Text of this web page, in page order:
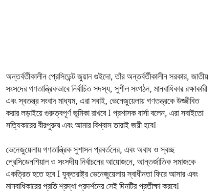
অন্তর্বর্তীকালীন প্রেসিডেন্ট জুয়ান গুইদো, তাঁর অন্তর্বর্তীকালীন সরকার, জাতীয়
সংসদের গণতান্ত্রিকভাবে নির্বাচিত সদস্য, সুশীল সংগঠন, মানবাধিকার রক্ষাকারী
এবং স্বতন্ত্র সংবাদ মাধ্যম, এরা সবাই, ভেনেজুয়েলায় গণতন্ত্রকে উজ্জীবিত
করার লড়াইয়ে গুরুত্বপূর্ণ ভূমিকা রাখবে I প্রশাসক বার্সা বলেন, এরা সবাইতো
সত্যিকারের বীরপুরুষ এবং আমার বিশ্বাস তারাই জয়ী হবেI
ভেনেজুয়েলায় গণতান্ত্রিক সুশাসন প্রবর্তনের, এবং অবাধ ও স্বচ্ছ
প্রেসিডেনশিয়াল ও সংসদীয় নির্বাচনের আয়োজনে, আন্তর্জাতিক সমাজকে
একত্রিত হতে হবে I যুক্তরাষ্ট্র ভেনেজুয়েলায় স্বাধীনতা ফিরে আসার এবং
মানবাধিকারের প্রতি শ্রদ্ধা প্রদর্শনের সেই দিনটির প্রতীক্ষা করবেI